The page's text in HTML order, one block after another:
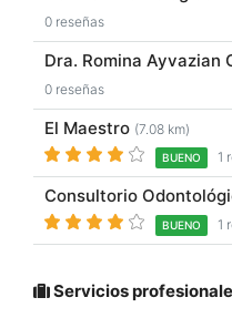
0 reseñas
Dra. Romina Ayvazian
0 reseñas
El Maestro (7.08 km)
BUENO 1
Consultorio
BUENO 1
Servicios